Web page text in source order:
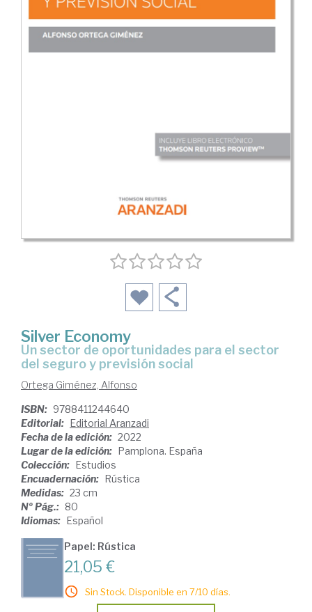
Silver Economy
un sector de oportunidades para el sector
del seguro y previsión social
Ortega Giménez, Alfonso
ISBN: 9788411244640
Editorial: Editorial Aranzadi
Fecha de la edición: 2022
Lugar de la edición: Pamplona. España
Colección: Estudios
Encuadernación: Rústica
Medidas: 23 cm
Nº Pág.: 80
Idiomas: Español
Papel: Rústica
21,05 €
Sin Stock. Disponible en 7/10 días.